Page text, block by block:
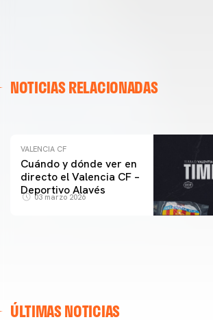
NOTICIAS RELACIONADAS
ENTRENAMIENTO DEL VALENCIA CF
VALENCIA CF
Cuándo y dónde ver en
directo el Valencia CF –
Deportivo Alavés
03 marzo 2026
ÚLTIMAS NOTICIAS